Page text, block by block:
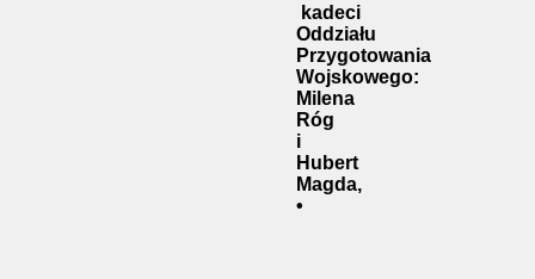
kadeci
Oddziału
Przygotowania
Wojskowego:
Milena
Róg
i
Hubert
Magda,
•